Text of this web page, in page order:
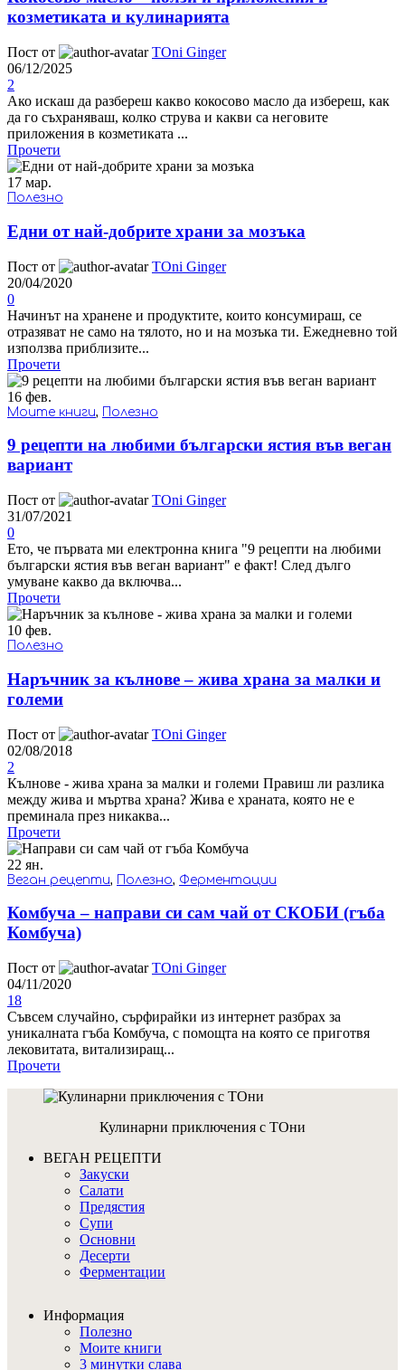
козметиката и кулинарията
Пост от
TOni Ginger
06/12/2025
2
Ако искаш да разбереш какво кокосово масло да избереш, как
да го съхраняваш, колко струва и какви са неговите
приложения в козметиката ...
Прочети
17 мар.
Полезно
Едни от най-добрите храни за мозъка
Пост от
TOni Ginger
20/04/2020
0
Начинът на хранене и продуктите, които консумираш, се
отразяват не само на тялото, но и на мозъка ти. Ежедневно той
използва приблизите...
Прочети
16 фев.
Моите книги, Полезно
9 рецепти на любими български ястия във веган
вариант
Пост от
TOni Ginger
31/07/2021
0
Ето, че първата ми електронна книга "9 рецепти на любими
български ястия във веган вариант" е факт! След дълго
умуване какво да включва...
Прочети
10 фев.
Полезно
Наръчник за кълнове – жива храна за малки и
големи
Пост от
TOni Ginger
02/08/2018
2
Кълнове - жива храна за малки и големи Правиш ли разлика
между жива и мъртва храна? Жива е храната, която не е
преминала през никаква...
Прочети
22 ян.
Веган рецепти, Полезно, Ферментации
Комбуча – направи си сам чай от СКОБИ (гъба
Комбуча)
Пост от
TOni Ginger
04/11/2020
18
Съвсем случайно, сърфирайки из интернет разбрах за
уникалната гъба Комбуча, с помощта на която се приготвя
лековитата, витализиращ...
Прочети
Кулинарни приключения с ТОни
ВЕГАН РЕЦЕПТИ
Закуски
Салати
Предястия
Супи
Основни
Десерти
Ферментации
Информация
Полезно
Моите книги
3 минутки слава